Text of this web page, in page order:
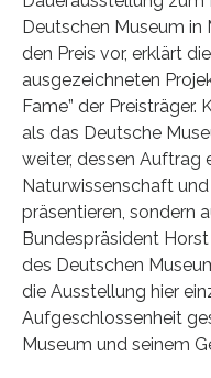
Deutschen Museum in
den Preis vor, erklärt
ausgezeichneten
Fame” der Preisträger.
als das Deutsche
weiter, dessen Auftrag
Naturwissenschaft
präsentieren, sondern
Bundespräsident
des Deutschen
die Ausstellung hier
Aufgeschlossenheit
Museum und seinem